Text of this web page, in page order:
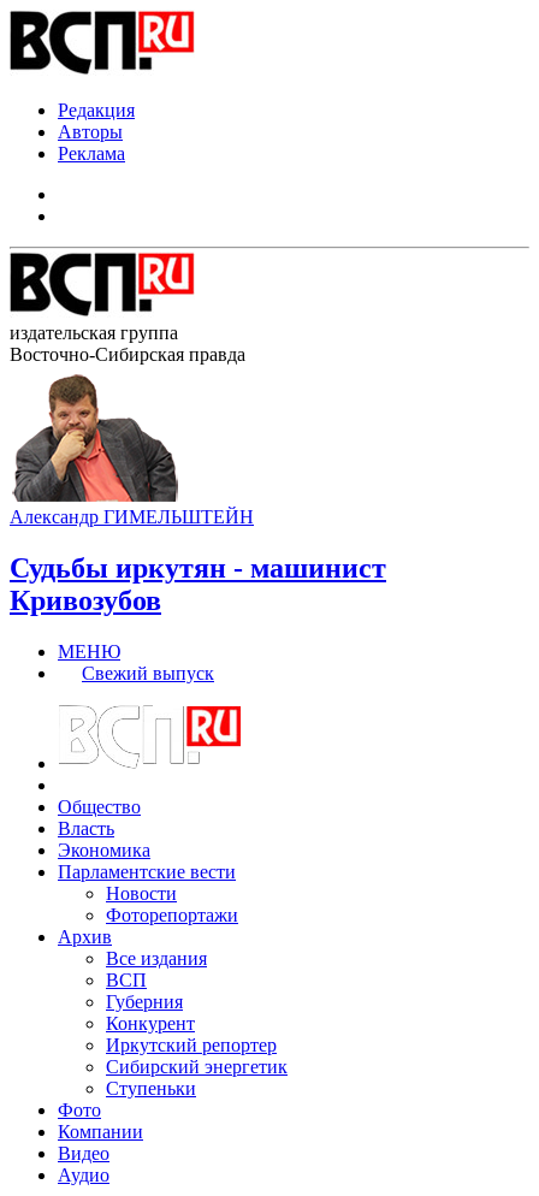
Редакция
Авторы
Реклама
издательская группа
Восточно-Сибирская правда
Александр ГИМЕЛЬШТЕЙН
Судьбы иркутян - машинист
Кривозубов
МЕНЮ
Свежий выпуск
Общество
Власть
Экономика
Парламентские вести
Новости
Фоторепортажи
Архив
Все издания
ВСП
Губерния
Конкурент
Иркутский репортер
Сибирский энергетик
Ступеньки
Фото
Компании
Видео
Аудио